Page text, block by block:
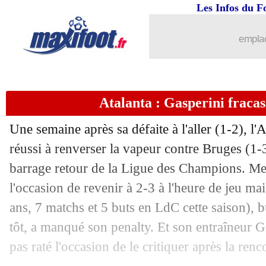
Les Infos du
Atalanta : Gasperini
Une semaine après sa défaite à l'aller (1-2),
réussi à renverser la vapeur contre Bruges
barrage retour de la Ligue des Champions.
l'occasion de revenir à 2-3 à l'heure de jeu
ans, 7 matchs et 5 buts en LdC cette saison),
tôt, a manqué son penalty. Et son entraîneur
pas raté l'occasion de le critiquer après la
Monaco
19/02 Châteauroux
19/02 Barça: Yamal répond pour le PSG
19/02 Man Utd : Varane pas tendre avec
19/02 Everton: Branthwaite priorité du
19/02 Bayern: Kompany ne fait pas la fine
19/02 Arsenal: fin de saison pour Tomiyasu
19/02 PSG: Zaïre-Emery seul absent